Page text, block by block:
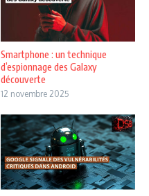
Smartphone : un technique
d’espionnage des Galaxy
découverte
12 novembre 2025